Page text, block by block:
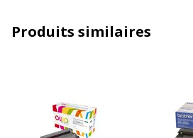
Caractéristiques générales
Caractéristiques générales
Produits similaires